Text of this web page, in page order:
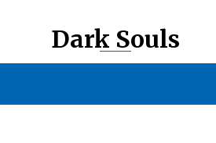
Dark Souls